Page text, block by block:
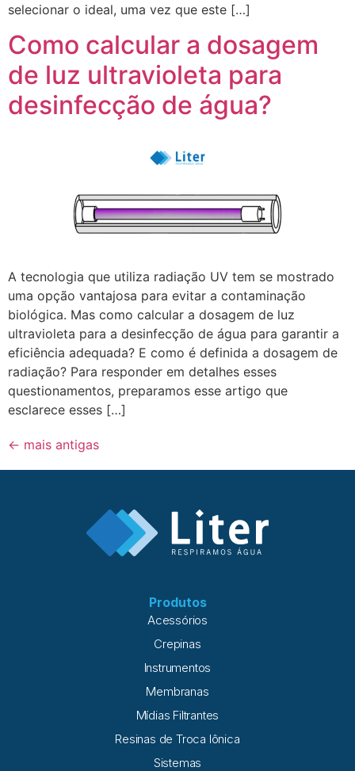
selecionar o ideal, uma vez que este […]
Como calcular a dosagem
de luz ultravioleta para
desinfecção de água?
A tecnologia que utiliza radiação UV tem se mostrado
uma opção vantajosa para evitar a contaminação
biológica. Mas como calcular a dosagem de luz
ultravioleta para a desinfecção de água para garantir a
eficiência adequada? E como é definida a dosagem de
radiação? Para responder em detalhes esses
questionamentos, preparamos esse artigo que
esclarece esses […]
← mais antigas
Produtos
Acessórios
Crepinas
Instrumentos
Membranas
Mídias Filtrantes
Resinas de Troca Iônica
Sistemas